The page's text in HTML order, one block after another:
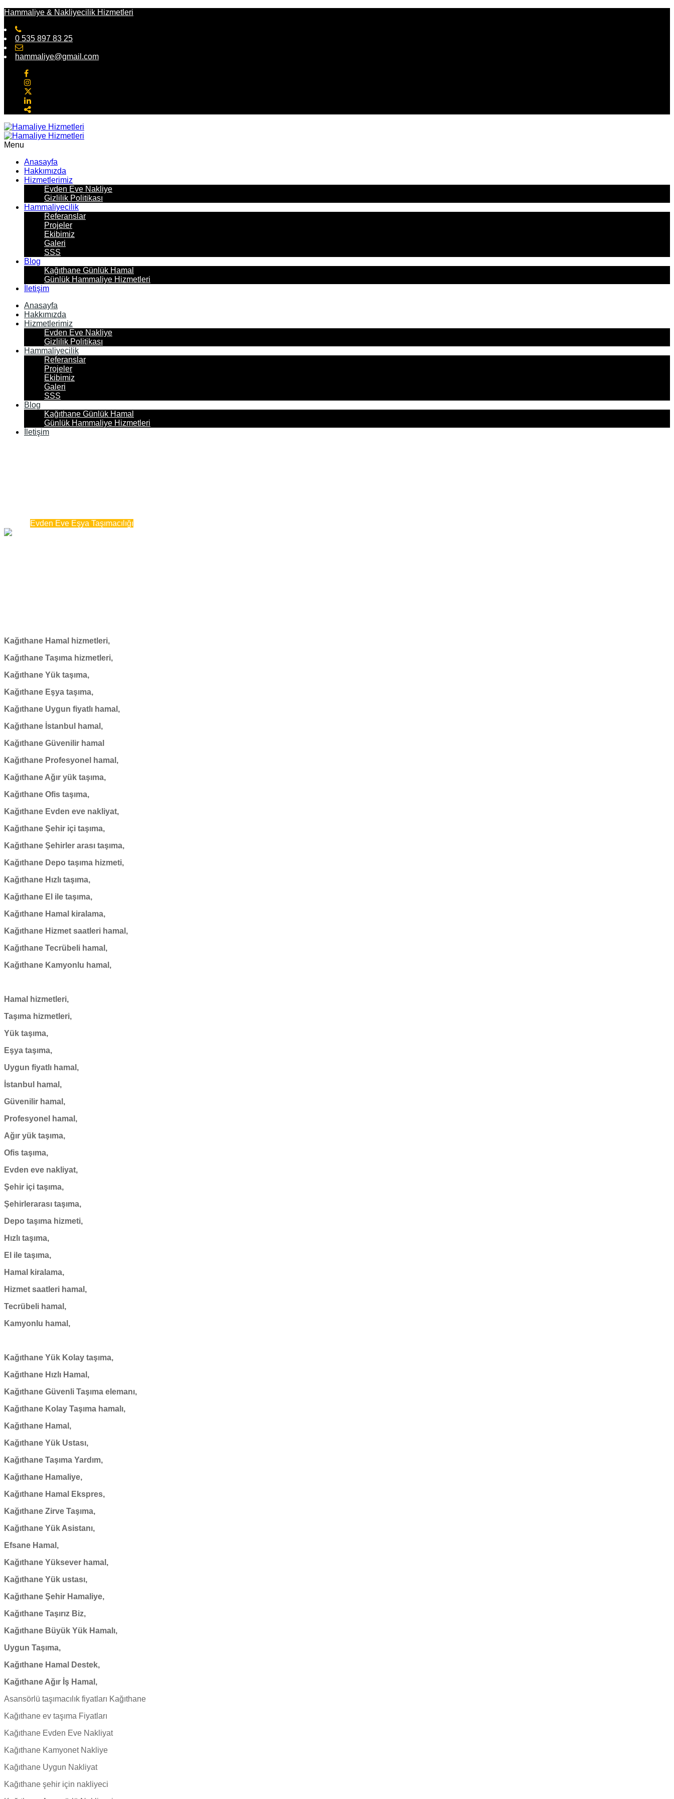
Hammaliye & Nakliyecilik Hizmetleri
0 535 897 83 25
hammaliye@gmail.com
Menu
Anasayfa
Hakkımızda
Hizmetlerimiz
Evden Eve Nakliye
Gizlilik Politikası
Hammaliyecilik
Referanslar
Projeler
Ekibimiz
Galeri
SSS
Blog
Kağıthane Günlük Hamal
Günlük Hammaliye Hizmetleri
İletişim
Anasayfa
Hakkımızda
Hizmetlerimiz
Evden Eve Nakliye
Gizlilik Politikası
Hammaliyecilik
Referanslar
Projeler
Ekibimiz
Galeri
SSS
Blog
Kağıthane Günlük Hamal
Günlük Hammaliye Hizmetleri
İletişim
Evden Eve Eşya Taşımacılığı
Kağıthane Hamal hizmetleri,
Kağıthane Taşıma hizmetleri,
Kağıthane Yük taşıma,
Kağıthane Eşya taşıma,
Kağıthane Uygun fiyatlı hamal,
Kağıthane İstanbul hamal,
Kağıthane Güvenilir hamal
Kağıthane Profesyonel hamal,
Kağıthane Ağır yük taşıma,
Kağıthane Ofis taşıma,
Kağıthane Evden eve nakliyat,
Kağıthane Şehir içi taşıma,
Kağıthane Şehirler arası taşıma,
Kağıthane Depo taşıma hizmeti,
Kağıthane Hızlı taşıma,
Kağıthane El ile taşıma,
Kağıthane Hamal kiralama,
Kağıthane Hizmet saatleri hamal,
Kağıthane Tecrübeli hamal,
Kağıthane Kamyonlu hamal,
Hamal hizmetleri,
Taşıma hizmetleri,
Yük taşıma,
Eşya taşıma,
Uygun fiyatlı hamal,
İstanbul hamal,
Güvenilir hamal,
Profesyonel hamal,
Ağır yük taşıma,
Ofis taşıma,
Evden eve nakliyat,
Şehir içi taşıma,
Şehirlerarası taşıma,
Depo taşıma hizmeti,
Hızlı taşıma,
El ile taşıma,
Hamal kiralama,
Hizmet saatleri hamal,
Tecrübeli hamal,
Kamyonlu hamal,
Kağıthane Yük Kolay taşıma,
Kağıthane Hızlı Hamal,
Kağıthane Güvenli Taşıma elemanı,
Kağıthane Kolay Taşıma hamalı,
Kağıthane Hamal,
Kağıthane Yük Ustası,
Kağıthane Taşıma Yardım,
Kağıthane Hamaliye,
Kağıthane Hamal Ekspres,
Kağıthane Zirve Taşıma,
Kağıthane Yük Asistanı,
Efsane Hamal,
Kağıthane Yüksever hamal,
Kağıthane Yük ustası,
Kağıthane Şehir Hamaliye,
Kağıthane Taşırız Biz,
Kağıthane Büyük Yük Hamalı,
Uygun Taşıma,
Kağıthane Hamal Destek,
Kağıthane Ağır İş Hamal,
Asansörlü taşımacılık fiyatları Kağıthane
Kağıthane ev taşıma Fiyatları
Kağıthane Evden Eve Nakliyat
Kağıthane Kamyonet Nakliye
Kağıthane Uygun Nakliyat
Kağıthane şehir için nakliyeci